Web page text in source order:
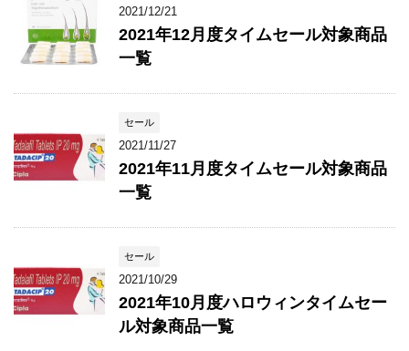
2021/12/21
2021年12月度タイムセール対象商品
一覧
セール
2021/11/27
2021年11月度タイムセール対象商品
一覧
セール
2021/10/29
2021年10月度ハロウィンタイムセー
ル対象商品一覧